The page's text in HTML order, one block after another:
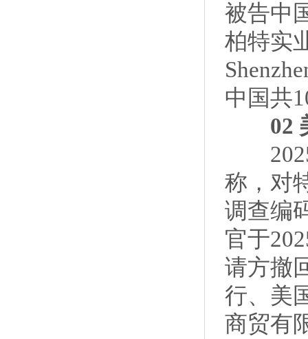
被告中
柏特实
中国共
02 美
2025
称，对
调查编
官于
请方撤
行、美
商贸有